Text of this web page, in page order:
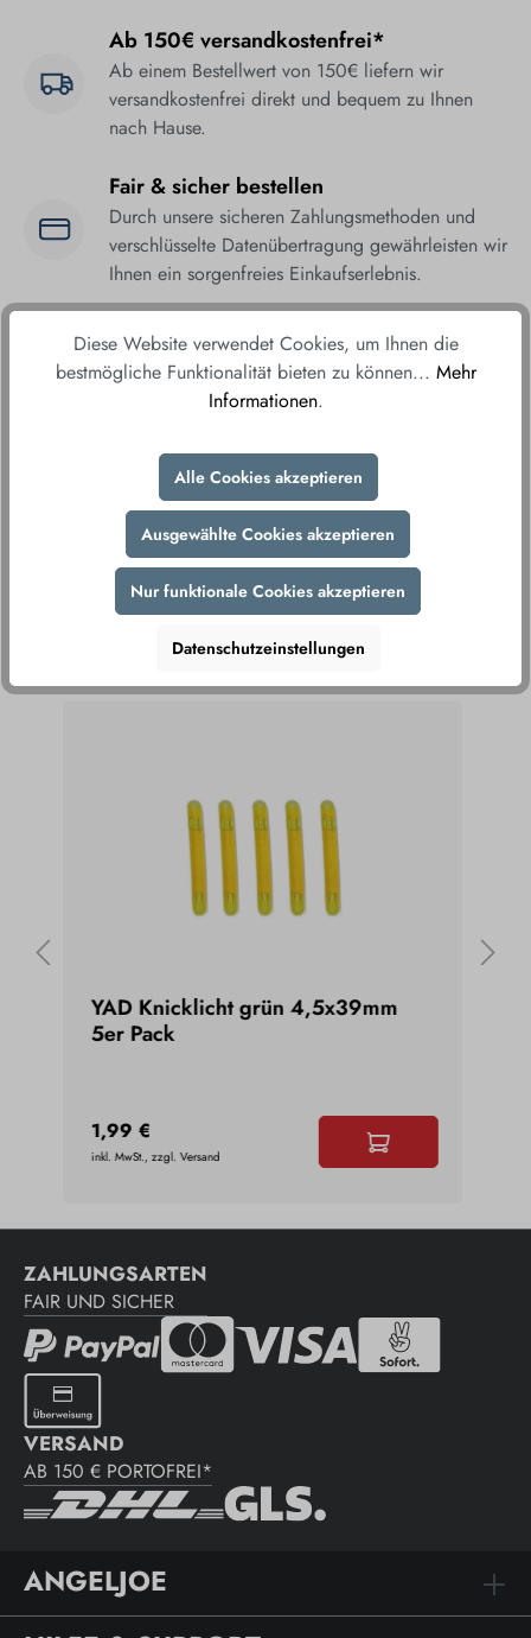
Ab 150€ versandkostenfrei*
Ab einem Bestellwert von 150€ liefern wir
versandkostenfrei direkt und bequem zu Ihnen
nach Hause.
Fair & sicher bestellen
Durch unsere sicheren Zahlungsmethoden und
verschlüsselte Datenübertragung gewährleisten wir
Ihnen ein sorgenfreies Einkaufserlebnis.
Produkt teilen
Produktnummer:99804
Herstellernummer:
DAS KÖNNTE IHNEN AUCH
GEFALLEN
YAD Knicklicht grün 4,5x39mm
5er Pack
1,99 €
inkl. MwSt., zzgl. Versand
ZAHLUNGSARTEN
FAIR UND SICHER
VERSAND
AB 150 € PORTOFREI*
ANGELJOE
Diese Website verwendet Cookies, um Ihnen die
bestmögliche Funktionalität bieten zu können... Mehr
Informationen.
Alle Cookies akzeptieren
Ausgewählte Cookies akzeptieren
Nur funktionale Cookies akzeptieren
Datenschutzeinstellungen